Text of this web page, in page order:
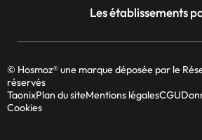
Les établissements
© Hosmoz® une marque déposée par le
réservés
TaonixPlan du siteMentions légalesCGU
Cookies